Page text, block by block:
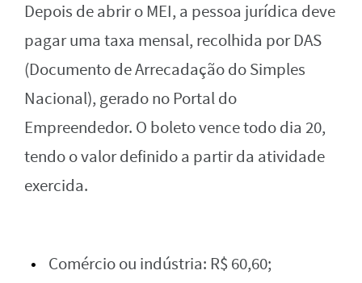
Depois de abrir o MEI, a pessoa jurídica deve
pagar uma taxa mensal, recolhida por DAS
(Documento de Arrecadação do Simples
Nacional), gerado no Portal do
Empreendedor. O boleto vence todo dia 20,
tendo o valor definido a partir da atividade
exercida.
Comércio ou indústria: R$ 60,60;